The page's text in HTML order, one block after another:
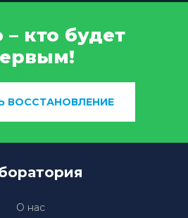
кто будет
ВОССТАНОВЛЕНИЕ
О нас